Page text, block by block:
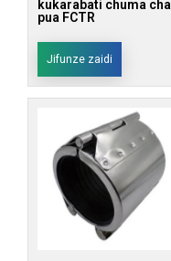
kukarabati chuma cha
pua FCTR
Jifunze zaidi